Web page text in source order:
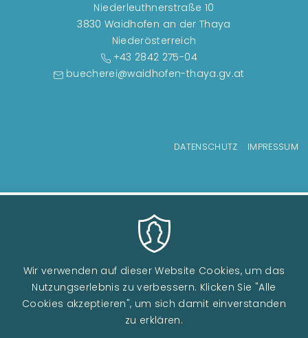
Niederleuthnerstraße 10
3830 Waidhofen an der Thaya
Niederösterreich
+43 2842 275-04
buecherei@waidhofen-thaya.gv.at
DATENSCHUTZ IMPRESSUM
Wir verwenden auf dieser Website Cookies, um das
Nutzungserlebnis zu verbessern. Klicken Sie "Alle
Cookies akzeptieren", um sich damit einverstanden
zu erklären.